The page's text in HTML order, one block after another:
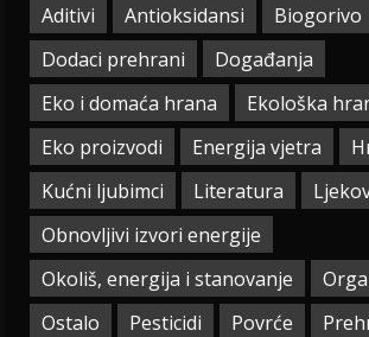
Aditivi Antioksidansi
Biogorivo
Dodaci prehrani
Događanja
Eko i domaća hrana
Ekološka
Eko proizvodi
Energija vjetra
Kućni ljubimci
Literatura
Obnovljivi izvori energije
Okoliš, energija i stanovanje
Ostalo
Pesticidi Povrće